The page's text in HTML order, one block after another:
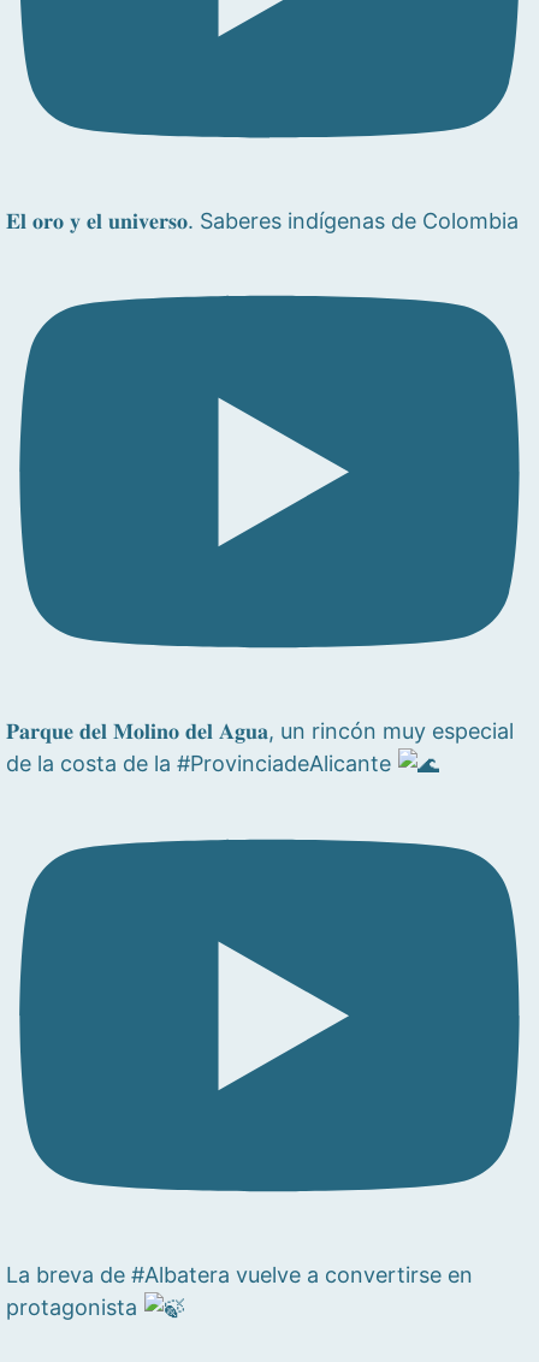
𝐄𝐥 𝐨𝐫𝐨 𝐲 𝐞𝐥 𝐮𝐧𝐢𝐯𝐞𝐫𝐬𝐨. Saberes indígenas de Colombia
𝐏𝐚𝐫𝐪𝐮𝐞 𝐝𝐞𝐥 𝐌𝐨𝐥𝐢𝐧𝐨 𝐝𝐞𝐥 𝐀𝐠𝐮𝐚, un rincón muy especial
de la costa de la #ProvinciadeAlicante
La breva de #Albatera vuelve a convertirse en
protagonista